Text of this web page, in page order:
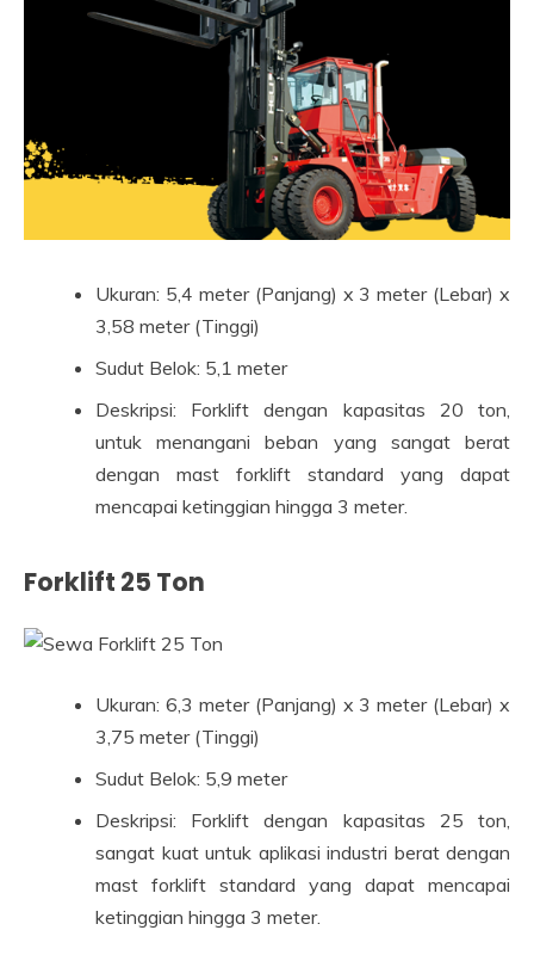
Ukuran: 5,4 meter (Panjang) x 3 meter (Lebar) x
3,58 meter (Tinggi)
Sudut Belok: 5,1 meter
Deskripsi: Forklift dengan kapasitas 20 ton,
untuk menangani beban yang sangat berat
dengan mast forklift standard yang dapat
mencapai ketinggian hingga 3 meter.
Forklift 25 Ton
Ukuran: 6,3 meter (Panjang) x 3 meter (Lebar) x
3,75 meter (Tinggi)
Sudut Belok: 5,9 meter
Deskripsi: Forklift dengan kapasitas 25 ton,
sangat kuat untuk aplikasi industri berat dengan
mast forklift standard yang dapat mencapai
ketinggian hingga 3 meter.